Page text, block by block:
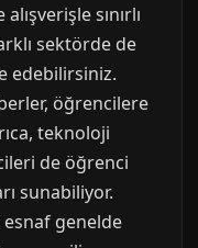
sınırlı
sektörde de
edebilirsiniz.
öğrencilere
teknoloji
de öğrenci
sunabiliyor.
esnaf genelde